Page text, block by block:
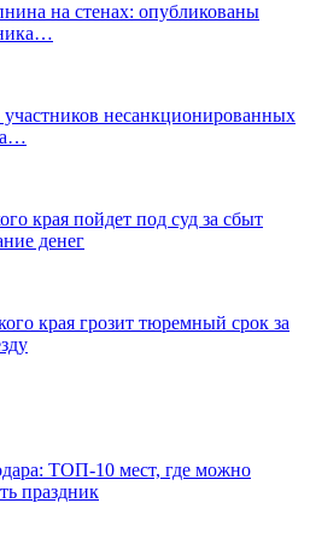
на стенах: опубликованы
участников несанкционированных
края пойдет под суд за сбыт
денег
края грозит тюремный срок за
ТОП-10 мест, где можно
праздник